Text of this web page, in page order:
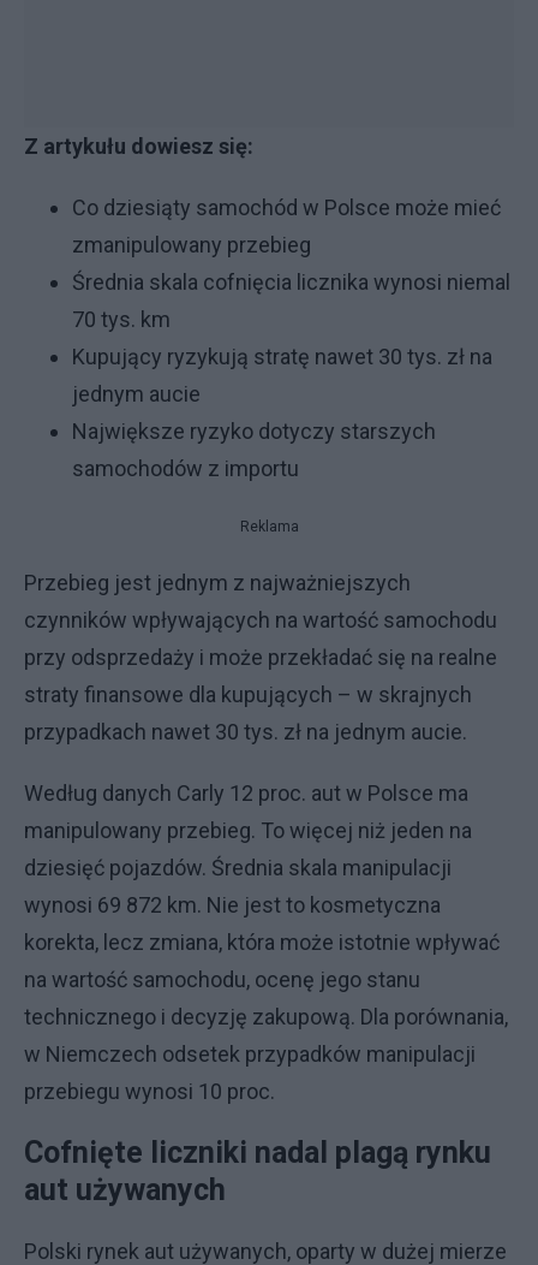
Z artykułu dowiesz się:
Co dziesiąty samochód w Polsce może mieć
zmanipulowany przebieg
Średnia skala cofnięcia licznika wynosi niemal
70 tys. km
Kupujący ryzykują stratę nawet 30 tys. zł na
jednym aucie
Największe ryzyko dotyczy starszych
samochodów z importu
Reklama
Przebieg jest jednym z najważniejszych
czynników wpływających na wartość samochodu
przy odsprzedaży i może przekładać się na realne
straty finansowe dla kupujących – w skrajnych
przypadkach nawet 30 tys. zł na jednym aucie.
Według danych Carly 12 proc. aut w Polsce ma
manipulowany przebieg. To więcej niż jeden na
dziesięć pojazdów. Średnia skala manipulacji
wynosi 69 872 km. Nie jest to kosmetyczna
korekta, lecz zmiana, która może istotnie wpływać
na wartość samochodu, ocenę jego stanu
technicznego i decyzję zakupową. Dla porównania,
w Niemczech odsetek przypadków manipulacji
przebiegu wynosi 10 proc.
Cofnięte liczniki nadal plagą rynku
aut używanych
Polski rynek aut używanych, oparty w dużej mierze